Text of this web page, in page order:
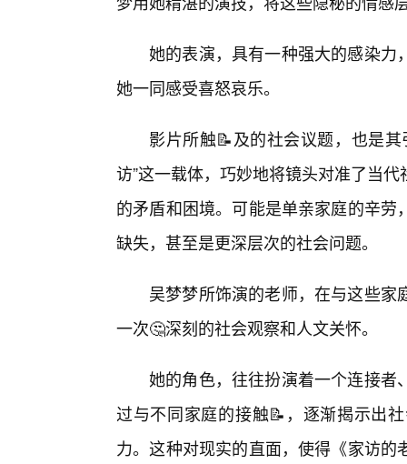
她的表演，具有一种强大的感染力
她一同感受喜怒哀乐。
影片所触📝及的社会议题，也是
访”这一载体，巧妙地将镜头对准了当
的矛盾和困境。可能是单亲家庭的辛
缺失，甚至是更深层次的社会问题。
吴梦梦所饰演的老师，在与这些
一次🤔深刻的社会观察和人文关怀。
她的角色，往往扮演着一个连接者
过与不同家庭的接触📝，逐渐揭示出
力。这种对现实的直面，使得《家访